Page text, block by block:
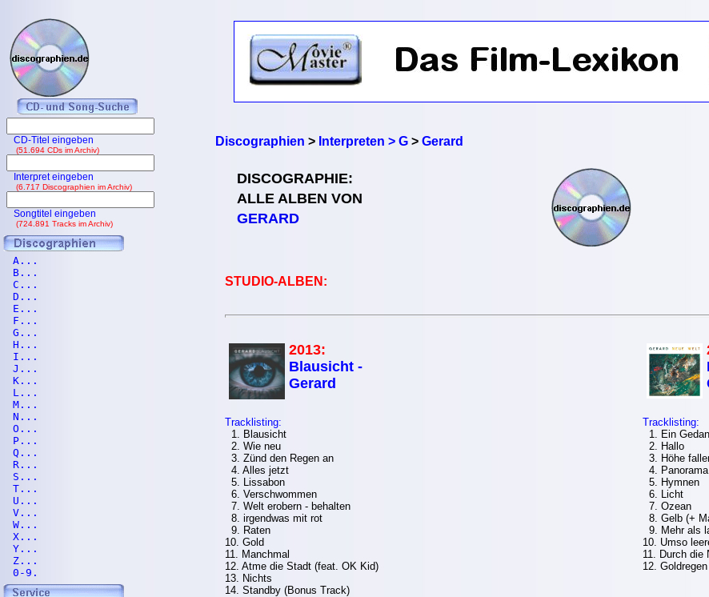
Discographien > Interpreten > G> Gerard
DISCOGRAPHIE:
ALLE ALBEN VON
GERARD
STUDIO-ALBEN:
2013:
Blausicht -
Gerard
Tracklisting:
1. Blausicht
2. Wie neu
3. Zünd den Regen an
4. Alles jetzt
5. Lissabon
6. Verschwommen
7. Welt erobern - behalten
8. irgendwas mit rot
9. Raten
10. Gold
11. Manchmal
12. Atme die Stadt (feat. OK Kid)
13. Nichts
14. Standby (Bonus Track)
Tracklisting:
1. Ein
2. Hallo
3. Höhe
4.
5. Hymnen
6. Licht
7. Ozean
8. Gelb (+
9. Mehr als
10. Umso
11. Durch die
12. Goldregen
CD-Titel eingeben
(51.694 CDs im Archiv)
Interpret eingeben
(6.717 Discographien im Archiv)
Songtitel eingeben
(724.891 Tracks im Archiv)
A...
B...
C...
D...
E...
F...
G...
H...
I...
J...
K...
L...
M...
N...
O...
P...
Q...
R...
S...
T...
U...
V...
W...
X...
Y...
Z...
0-9.